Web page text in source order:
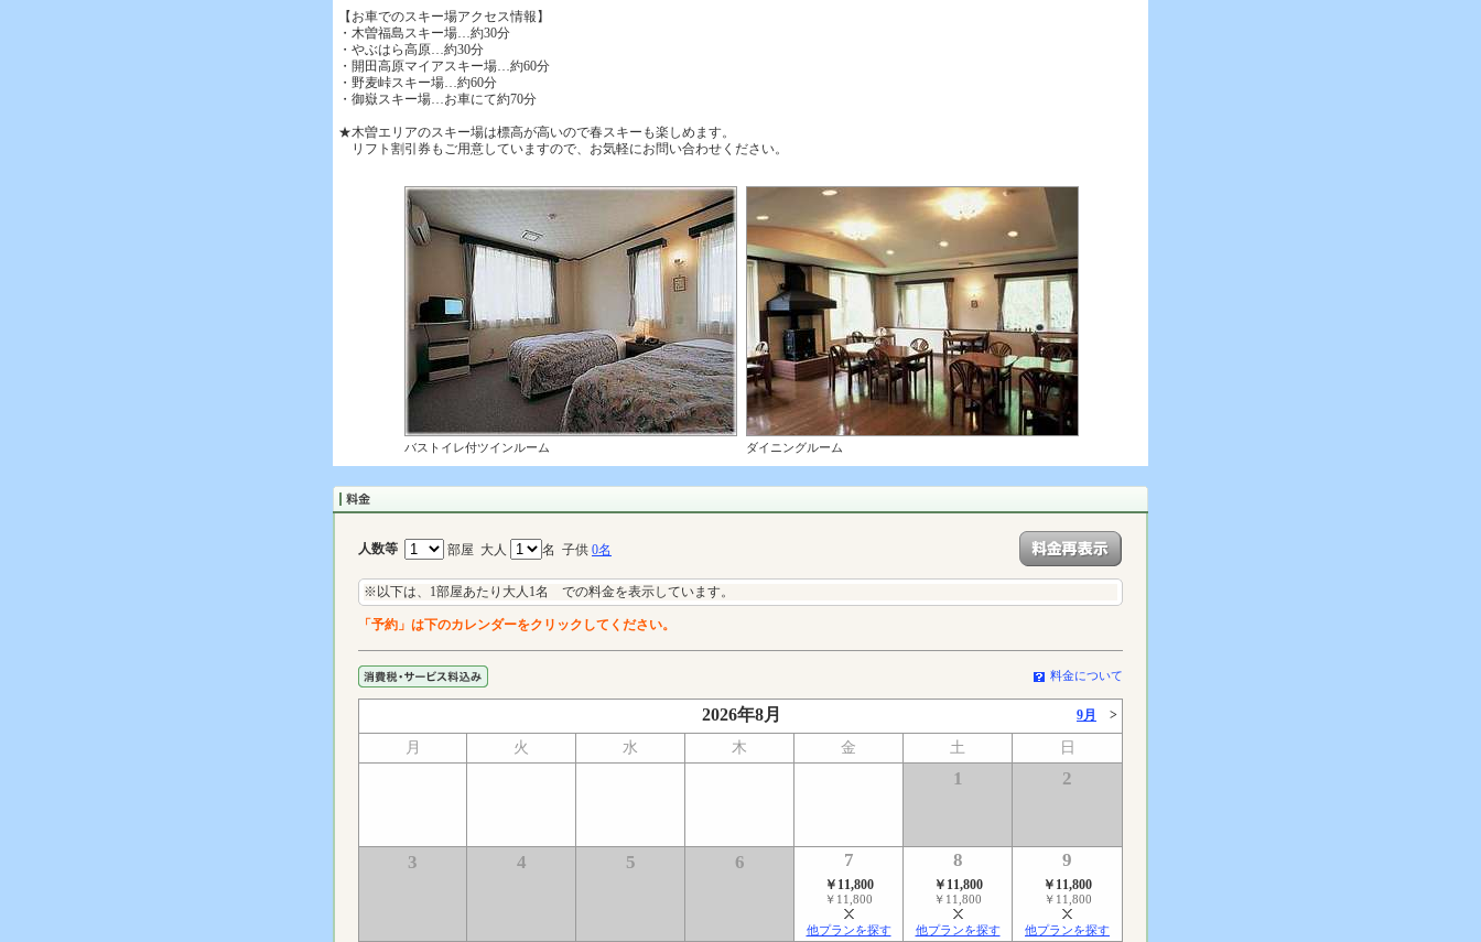
【お車でのスキー場アクセス情報】
・木曽福島スキー場…約30分
・やぶはら高原…約30分
・開田高原マイアスキー場…約60分
・野麦峠スキー場…約60分
・御嶽スキー場…お車にて約70分
★木曽エリアのスキー場は標高が高いので春スキーも楽しめます。
リフト割引券もご用意していますので、お気軽にお問い合わせください。
バストイレ付ツインルーム ダイニングルーム
人数等 部屋 大人 名 子供 0名
※以下は、1部屋あたり大人1名 での料金を表示しています。
「予約」は下のカレンダーをクリックしてください。
料金について
2026年8月 9月 >
月 火 水 木 金 土 日
1 2
3 4 5 6 7
￥11,800
￥11,800
他プランを探す
8
￥11,800
￥11,800
他プランを探す
9
￥11,800
￥11,800
他プランを探す